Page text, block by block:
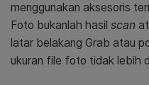
menggunakan aksesoris
Foto bukanlah hasil scan
latar belakang Grab atau
ukuran file foto tidak lebih